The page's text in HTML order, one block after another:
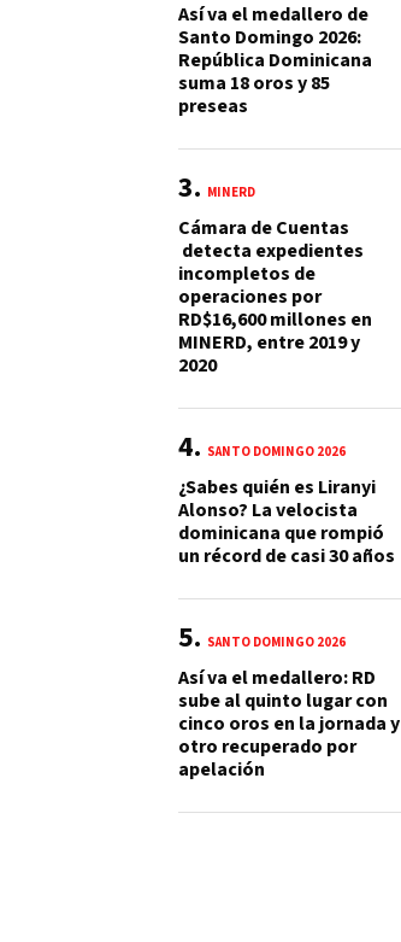
Así va el medallero de
Santo Domingo 2026:
República Dominicana
suma 18 oros y 85
preseas
MINERD
Cámara de Cuentas
detecta expedientes
incompletos de
operaciones por
RD$16,600 millones en
MINERD, entre 2019 y
2020
SANTO DOMINGO 2026
¿Sabes quién es Liranyi
Alonso? La velocista
dominicana que rompió
un récord de casi 30 años
SANTO DOMINGO 2026
Así va el medallero: RD
sube al quinto lugar con
cinco oros en la jornada y
otro recuperado por
apelación